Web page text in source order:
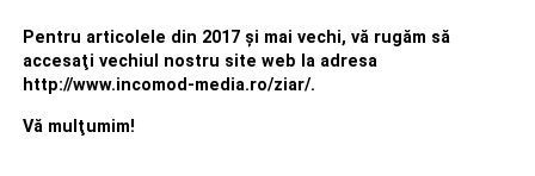
Pentru articolele din 2017 şi mai vechi, vă rugăm să
accesaţi vechiul nostru site web la adresa
http://www.incomod-media.ro/ziar/.
Vă mulţumim!